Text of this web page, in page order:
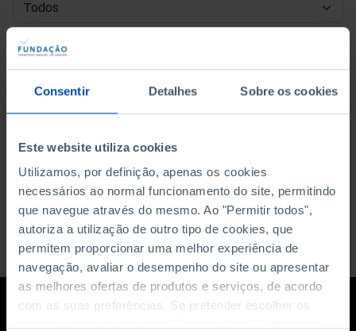
Consentir Detalhes Sobre os cookies
Este website utiliza cookies
Utilizamos, por definição, apenas os cookies
necessários ao normal funcionamento do site, permitindo
que navegue através do mesmo. Ao "Permitir todos",
autoriza a utilização de outro tipo de cookies, que
permitem proporcionar uma melhor experiência de
navegação, avaliar o desempenho do site ou apresentar
as melhores ofertas de produtos e serviços, de acordo
com as suas preferências. Se pretender escolher os
DATA DE INÍCIO
DATA DE FIM